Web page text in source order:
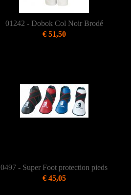
01242 - Dobok Col Noir Brodé
€ 51,50
0497 - Super Foot protection pieds
€ 45,05